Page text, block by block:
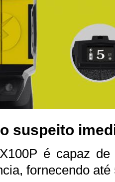
suspeito
é capaz
fornecendo